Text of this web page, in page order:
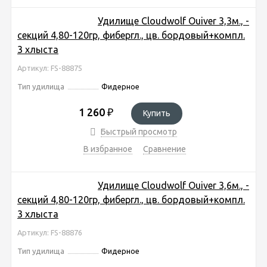
Удилище Cloudwolf Ouiver 3,3м., -
секций 4,80-120гр, фибергл., цв. бордовый+компл.
3 хлыста
Артикул: FS-88875
Тип удилища Фидерное
1 260 ₽
Купить
Быстрый просмотр
В избранное
Сравнение
Удилище Cloudwolf Ouiver 3,6м., -
секций 4,80-120гр, фибергл., цв. бордовый+компл.
3 хлыста
Артикул: FS-88876
Тип удилища Фидерное